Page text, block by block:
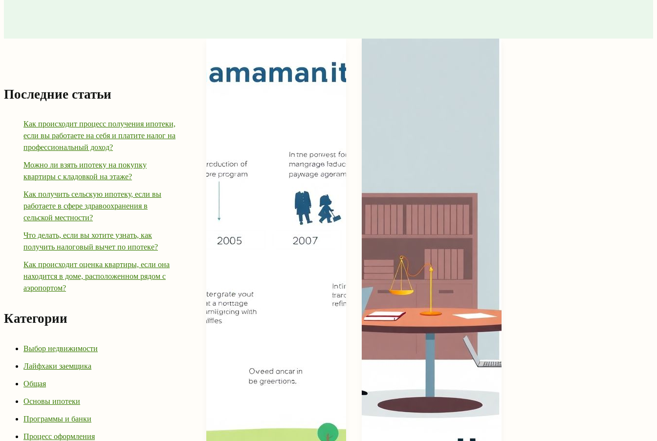
Последние статьи
Как происходит процесс получения ипотеки,
если вы работаете на себя и платите налог на
профессиональный доход?
Можно ли взять ипотеку на покупку
квартиры с кладовкой на этаже?
Как получить сельскую ипотеку, если вы
работаете в сфере здравоохранения в
сельской местности?
Что делать, если вы хотите узнать, как
получить налоговый вычет по ипотеке?
Как происходит оценка квартиры, если она
находится в доме, расположенном рядом с
аэропортом?
Категории
Выбор недвижимости
Лайфхаки заемщика
Общая
Основы ипотеки
Программы и банки
Процесс оформления